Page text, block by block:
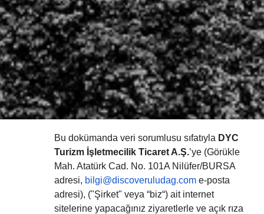
Bu dokümanda veri sorumlusu sıfatıyla DYC
Turizm İşletmecilik Ticaret A.Ş.’ye (Görükle
Mah. Atatürk Cad. No. 101A Nilüfer/BURSA
adresi, bilgi@discoveruludag.com e-posta
adresi), ("Şirket" veya “biz“) ait internet
sitelerine yapacağınız ziyaretlerle ve açık rıza